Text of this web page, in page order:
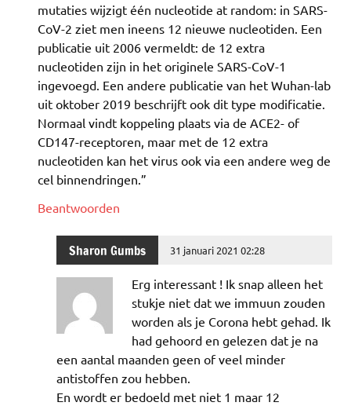
mutaties wijzigt één nucleotide at random: in SARS-
CoV-2 ziet men ineens 12 nieuwe nucleotiden. Een
publicatie uit 2006 vermeldt: de 12 extra
nucleotiden zijn in het originele SARS-CoV-1
ingevoegd. Een andere publicatie van het Wuhan-lab
uit oktober 2019 beschrijft ook dit type modificatie.
Normaal vindt koppeling plaats via de ACE2- of
CD147-receptoren, maar met de 12 extra
nucleotiden kan het virus ook via een andere weg de
cel binnendringen.”
Beantwoorden
Sharon Gumbs 31 januari 2021 02:28
Erg interessant ! Ik snap alleen het
stukje niet dat we immuun zouden
worden als je Corona hebt gehad. Ik
had gehoord en gelezen dat je na
een aantal maanden geen of veel minder
antistoffen zou hebben.
En wordt er bedoeld met niet 1 maar 12